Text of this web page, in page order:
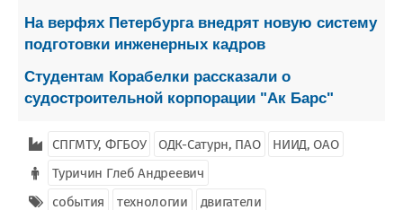
На верфях Петербурга внедрят новую систему
подготовки инженерных кадров
Студентам Корабелки рассказали о
судостроительной корпорации "Ак Барс"
СПГМТУ, ФГБОУ ОДК-Сатурн, ПАО
НИИД, ОАО
Туричин Глеб Андреевич
события
технологии двигатели